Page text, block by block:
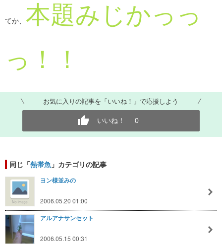
てか、 本題みじかっっ
っ！！
お気に入りの記事を「いいね！」で応援しよう
いいね！ 0
同じ「熱帯魚 」カテゴリの記事
ヨン様並みの
2006.05.20 01:00
アルアナサンセット
2006.05.15 00:31